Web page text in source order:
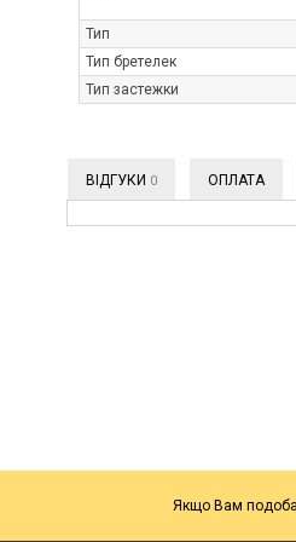
Тип
Тип бретелек
Тип застежки
ВІДГУКИ 0 ОПЛАТА
Якщо Вам